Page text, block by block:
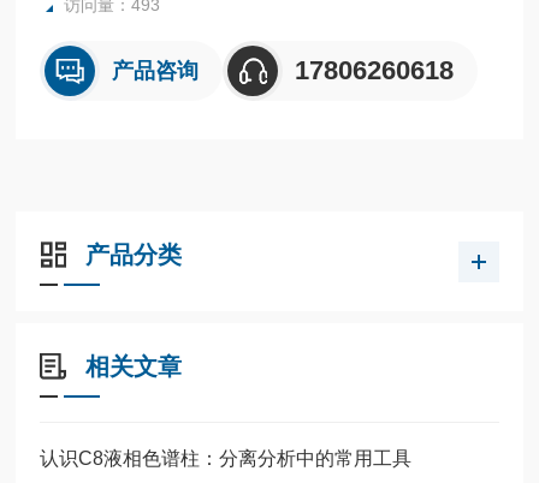
访问量：493
产品咨询 17806260618
产品分类
相关文章
认识C8液相色谱柱：分离分析中的常用工具